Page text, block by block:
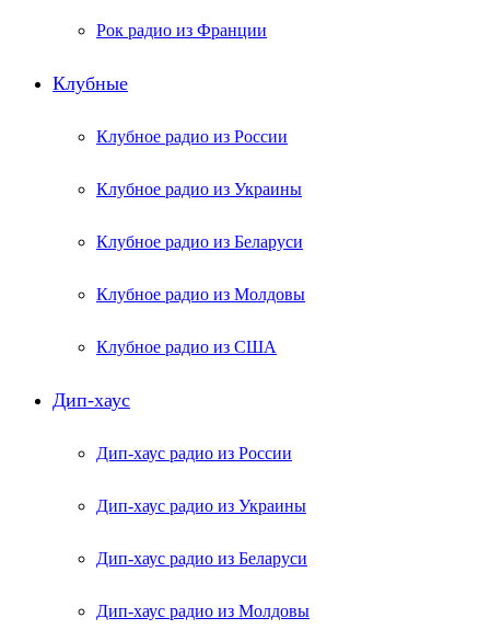
Рок радио из Франции
Клубные
Клубное радио из России
Клубное радио из Украины
Клубное радио из Беларуси
Клубное радио из Молдовы
Клубное радио из США
Дип-хаус
Дип-хаус радио из России
Дип-хаус радио из Украины
Дип-хаус радио из Беларуси
Дип-хаус радио из Молдовы